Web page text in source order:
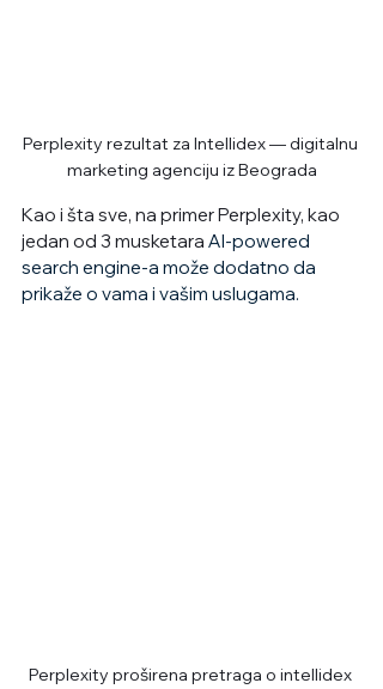
Perplexity rezultat za Intellidex — digitalnu
marketing agenciju iz Beograda
Kao i šta sve, na primer Perplexity, kao
jedan od 3 musketara AI-powered
search engine-a može dodatno da
prikaže o vama i vašim uslugama.
Perplexity proširena pretraga o intellidex